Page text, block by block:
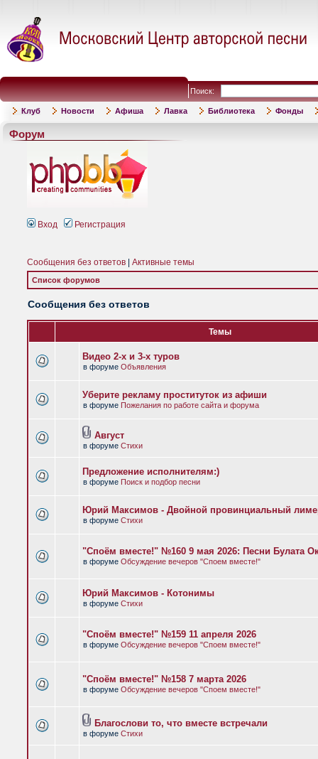
Поиск:
Клуб Новости Афиша Лавка Библиотека Фонды
Форум
Вход Регистрация
Сообщения без ответов Активные темы
Список форумов
Сообщения без ответов
Темы
Видео 2-х и 3-х туров
в форуме Объявления
Уберите рекламу проституток из афиши
в форуме Пожелания по работе сайта и форума
Август
в форуме Стихи
Предложение исполнителям:)
в форуме Поиск и подбор песни
Юрий Максимов - Двойной провинциальный
в форуме Стихи
"Споём вместе!" №160 9 мая 2026: Песни Булата
в форуме Обсуждение вечеров "Споем вместе!"
Юрий Максимов - Котонимы
в форуме Стихи
"Споём вместе!" №159 11 апреля 2026
в форуме Обсуждение вечеров "Споем вместе!"
"Споём вместе!" №158 7 марта 2026
в форуме Обсуждение вечеров "Споем вместе!"
Благослови то, что вместе встречали
в форуме Стихи